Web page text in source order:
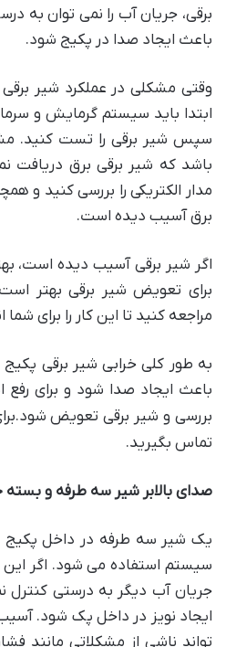
برقی، جریان آب را نمی توان به
باعث ایجاد صدا در پکیج شود.
وقتی مشکلی در عملکرد شیر
ابتدا باید سیستم گرمایش و
سپس شیر برقی را تست کنید.
باشد که شیر برقی برق دریافت
مدار الکتریکی را بررسی کنید و
برق آسیب دیده است.
اگر شیر برقی آسیب دیده است،
برای تعویض شیر برقی بهتر
مراجعه کنید تا این کار را برای
به طور کلی خرابی شیر برقی
باعث ایجاد صدا شود و برای
بررسی و شیر برقی تعویض
تماس بگیرید.
صدای بالابر شیر سه طرفه و بسته
یک شیر سه طرفه در داخل پکیج
سیستم استفاده می شود. اگر این
جریان آب دیگر به درستی کنترل
ایجاد نویز در داخل پک شود.
تواند ناشی از مشکلاتی مانند